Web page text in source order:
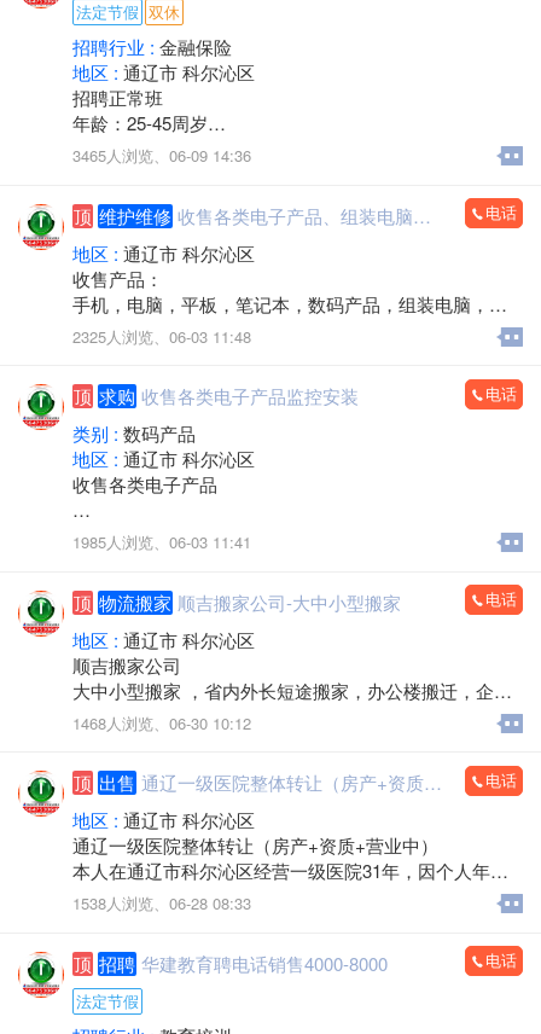
法定节假 双休
招聘行业 : 金融保险
地区 : 通辽市 科尔沁区
招聘正常班
年龄：25-45周岁
工作时间：早八点半到晚五点
工作内容：接打电话，资料录入，核对信息，服务咨
询。
有无经验均可
邮箱853118409@qq.com
微信同步
联系人电话：13190888778
3465人浏览、 06-09 14:36
顶 维护维修 收售各类电子产品、组装电脑，监控安装 电话
地区 : 通辽市 科尔沁区
收售产品：
手机，电脑，平板，笔记本，数码产品，组装电脑，监
控安装，办公耗材，回收置换，上门服务
电话：15560888853
2325人浏览、 06-03 11:48
顶 求购 收售各类电子产品监控安装 电话
类别 : 数码产品
地区 : 通辽市 科尔沁区
收售各类电子产品
手机，电脑，平板，笔记本，数码产品，手机专卖，组
上门服务
欢迎来电：15560888853（微信同步）
1985人浏览、 06-03 11:41
顶 物流搬家 顺吉搬家公司-大中小型搬家 电话
地区 : 通辽市 科尔沁区
顺吉搬家公司
大中小型搬家 ，省内外长短途搬家，办公楼搬迁，企事
业单位搬迁，搬厂，门店搬家，超市商场搬家，出租拉
货 大型设备起重 ，吊装，吊运，专业抬钢琴，鱼缸搬
运，专业拆装家具，空调安装移机，上下楼搬运。
承接各种零活，装卸各种货物，通辽市，各区，各省 各
县，乡镇，出租拉货，运输各种货物，配有厢式货车，
微型小汽车 三轮电动车， 居民生活等一系列服务。
价格不高，包您满意，专业的团队，职业的工人师傅竭
诚为您和家人服务！您的满意是顺吉搬家毕生的追求！
全心全意为家庭服务的专业团队，24小时为您服务！
联系电话：15771572345微信同步，可开发票
1468人浏览、 06-30 10:12
顶 出售 通辽一级医院整体转让（房产+资质+营业中） 电话
地区 : 通辽市 科尔沁区
通辽一级医院整体转让（房产+资质+营业中）
本人在通辽市科尔沁区经营一级医院31年，因个人年龄
原因，不再担任法人，现将医院房产及经营权整体出
医院位置优越，位于新建大街批发城南门对面，临街位
置，客源稳定。
建筑面积：1-2楼700余平方米，地下室300余平方米，布
局合理。
1538人浏览、 06-28 08:33
顶 招聘 华建教育聘电话销售4000-8000
电话
法定节假